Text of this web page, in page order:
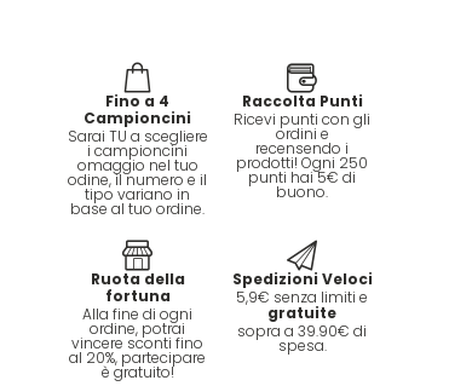
Fino a 4
Campioncini
Sarai TU a scegliere
i campioncini
omaggio nel tuo
odine, il numero e il
tipo variano in
base al tuo ordine.
Raccolta Punti
Ricevi punti con gli
ordini e
recensendo i
prodotti! Ogni 250
punti hai 5€ di
buono.
Ruota della
fortuna
Alla fine di ogni
ordine, potrai
vincere sconti fino
al 20%, partecipare
è gratuito!
Spedizioni Veloci
5,9€ senza limiti e
gratuite
sopra a 39.90€ di
spesa.